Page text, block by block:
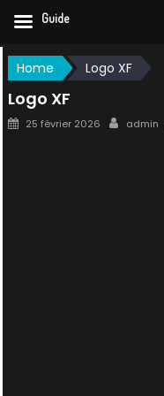
Skip
to
content
Home Logo XF
Logo XF
Posted
25 février 2026 Author
admin
Guide